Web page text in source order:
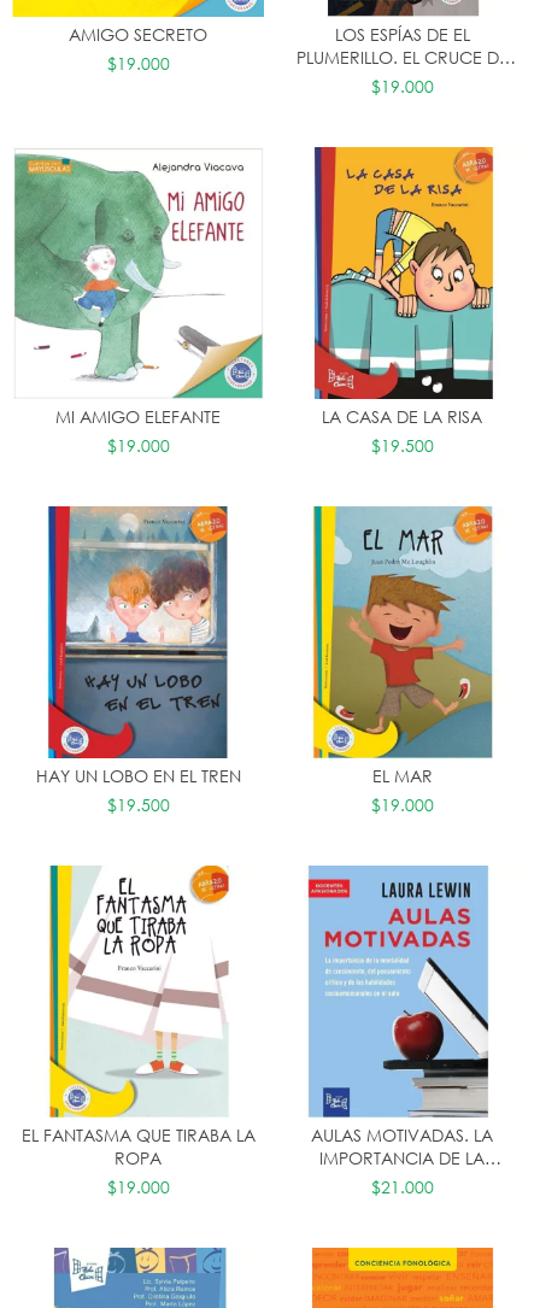
AMIGO SECRETO
$19.000
LOS ESPÍAS DE EL
PLUMERILLO. EL CRUCE DE
LOS ANDES.
$19.000
MI AMIGO ELEFANTE
$19.000
LA CASA DE LA RISA
$19.500
HAY UN LOBO EN EL TREN
$19.500
EL MAR
$19.000
EL FANTASMA QUE TIRABA LA
ROPA
$19.000
AULAS MOTIVADAS. LA
IMPORTANCIA DE LA
MENTALIDAD DE
CRECIMIENTO, DEL
LAS HABILIDADES
SOCIOEMOCIONALES EN EL
AULA.
$21.000